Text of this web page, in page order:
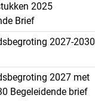
2025
Brief
2027-2030
2027 met
Begeleidende brief